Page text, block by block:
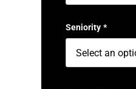
Seniority *